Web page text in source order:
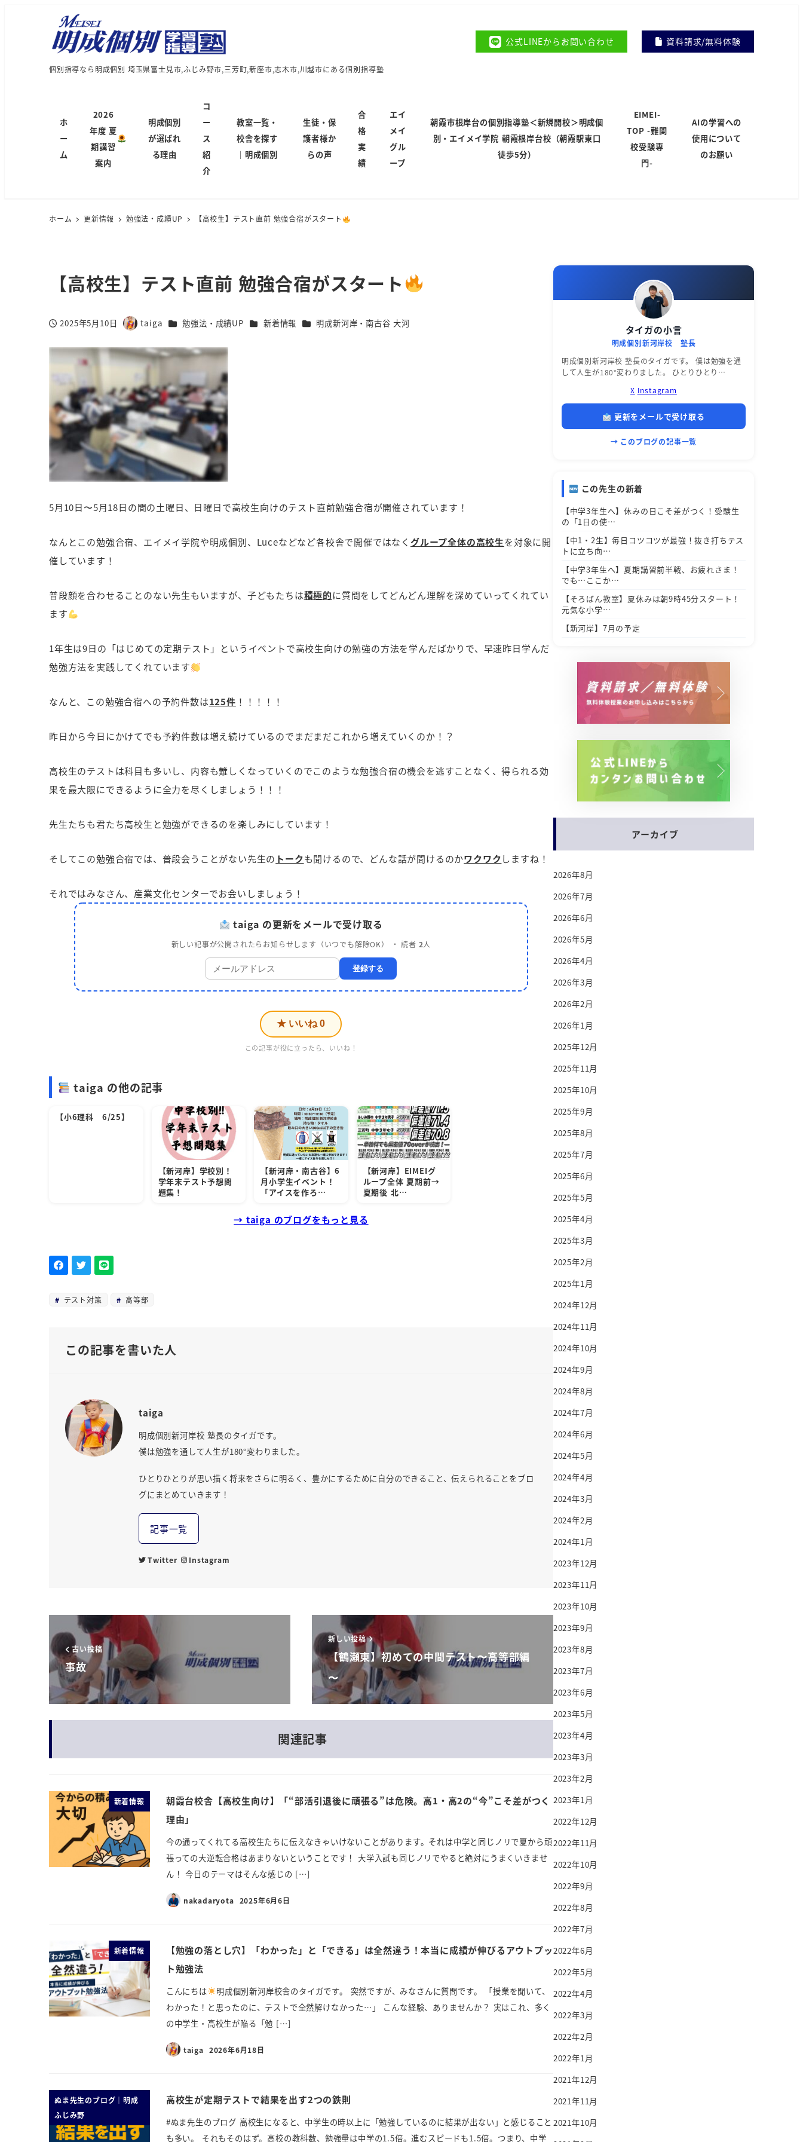
個別指導なら明成個別 埼玉県富士見市,ふじみ野市,三芳町,新座市,志木市,川越市にある個別指導塾
公式LINEからお問い合わせ 資料請求/無料体験
ホ
ー
ム
2026
年度 夏
期講習
案内
明成個別
が選ばれ
る理由
コ
ー
ス
紹
介
教室一覧・
校舎を探す
｜明成個別
生徒・保
護者様か
らの声
合
格
実
績
エイ
メイ
グル
ープ
朝霞市根岸台の個別指導塾＜新規開校＞明成個
別・エイメイ学院 朝霞根岸台校（朝霞駅東口
徒歩5分）
EIMEI-
TOP -難関
校受験専
門-
AIの学習への
使用について
のお願い
ホーム 更新情報 勉強法・成績UP 【高校生】テスト直前 勉強合宿がスタート
【高校生】テスト直前 勉強合宿がスタート
投稿日
2025年5月10日
著
者
taiga カテゴリー
勉強法・成績UP カテゴリー
新着情報 カテゴリー
明成新河岸・南古谷 大河
5月10日〜5月18日の間の土曜日、日曜日で高校生向けのテスト直前勉強合宿が開催されています！
なんとこの勉強合宿、エイメイ学院や明成個別、Luceなどなど各校舎で開催ではなく グループ全体の高校生を対象に開
催しています！
普段顔を合わせることのない先生もいますが、子どもたちは積極的に質問をしてどんどん理解を深めていってくれてい
ます
1年生は9日の「はじめての定期テスト」というイベントで高校生向けの勉強の方法を学んだばかりで、早速昨日学んだ
勉強方法を実践してくれています
なんと、この勉強合宿への予約件数は125件 ！！！！！
昨日から今日にかけてでも予約件数は増え続けているのでまだまだこれから増えていくのか！？
高校生のテストは科目も多いし、内容も難しくなっていくのでこのような勉強合宿の機会を逃すことなく、得られる効
果を最大限にできるように全力を尽くしましょう！！！
先生たちも君たち高校生と勉強ができるのを楽しみにしています！
そしてこの勉強合宿では、普段会うことがない先生の トークも聞けるので、どんな話が聞けるのかワクワクしますね！
それではみなさん、産業文化センターでお会いしましょう！
taiga の更新をメールで受け取る
新しい記事が公開されたらお知らせします（いつでも解除OK） ・ 読者 2人
登録する
★ いいね0
この記事が役に立ったら、いいね！
taiga の他の記事
【小6理科 6/25】
【新河岸】学校別！
学年末テスト予想問
題集！
【新河岸・南古谷】6
月小学生イベント！
「アイスを作ろ…
【新河岸】EIMEIグ
ループ全体 夏期前→
夏期後 北…
→ taiga のブログをもっと見る
テスト対策 高等部
この記事を書いた人
taiga
明成個別新河岸校 塾長のタイガです。
僕は勉強を通して人生が180°変わりました。
ひとりひとりが思い描く将来をさらに明るく、豊かにするために自分のできること、伝えられることをブロ
グにまとめていきます！
記事一覧
Twitter Instagram
古い投稿
事故
新しい投稿
【鶴瀬東】初めての中間テスト〜高等部編
〜
関連記事
新着情報
朝霞台校舎【高校生向け】「“部活引退後に頑張る”は危険。高1・高2の“今”こそ差がつく
理由」
今の通ってくれてる高校生たちに伝えなきゃいけないことがあります。それは中学と同じノリで夏から頑
張っての大逆転合格はあまりないということです！ 大学入試も同じノリでやると絶対にうまくいきませ
ん！ 今日のテーマはそんな感じの […]
nakadaryota 2025年6月6日
新着情報
【勉強の落とし穴】「わかった」と「できる」は全然違う！本当に成績が伸びるアウトプッ
ト勉強法
こんにちは
明成個別新河岸校舎のタイガです。 突然ですが、みなさんに質問です。 「授業を聞いて、
わかった！と思ったのに、テストで全然解けなかった…」 こんな経験、ありませんか？ 実はこれ、多く
の中学生・高校生が陥る「勉 […]
taiga 2026年6月18日
ぬま先生のブログ｜明成
ふじみ野
高校生が定期テストで結果を出す2つの鉄則
#ぬま先生のブログ 高校生になると、中学生の時以上に「勉強しているのに結果が出ない」と感じること
も多い。 それもそのはず。高校の教科数、勉強量は中学の1.5倍。進むスピードも1.5倍。つまり、中学
タイガの小言
明成個別新河岸校 塾長
明成個別新河岸校 塾長のタイガです。 僕は勉強を通
して人生が180°変わりました。 ひとりひとり…
X Instagram
更新をメールで受け取る
→ このブログの記事一覧
この先生の新着
【中学3年生へ】休みの日こそ差がつく！受験生
の「1日の使…
【中1・2生】毎日コツコツが最強！抜き打ちテス
トに立ち向…
【中学3年生へ】夏期講習前半戦、お疲れさま！
でも…ここか…
【そろばん教室】夏休みは朝9時45分スタート！
元気な小学…
【新河岸】7月の予定
アーカイブ
2026年8月
2026年7月
2026年6月
2026年5月
2026年4月
2026年3月
2026年2月
2026年1月
2025年12月
2025年11月
2025年10月
2025年9月
2025年8月
2025年7月
2025年6月
2025年5月
2025年4月
2025年3月
2025年2月
2025年1月
2024年12月
2024年11月
2024年10月
2024年9月
2024年8月
2024年7月
2024年6月
2024年5月
2024年4月
2024年3月
2024年2月
2024年1月
2023年12月
2023年11月
2023年10月
2023年9月
2023年8月
2023年7月
2023年6月
2023年5月
2023年4月
2023年3月
2023年2月
2023年1月
2022年12月
2022年11月
2022年10月
2022年9月
2022年8月
2022年7月
2022年6月
2022年5月
2022年4月
2022年3月
2022年2月
2022年1月
2021年12月
2021年11月
2021年10月